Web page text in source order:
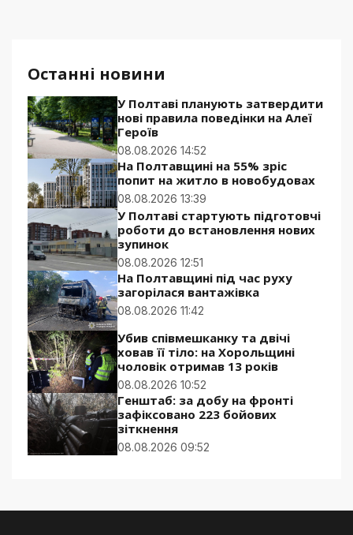
Останні новини
У Полтаві планують затвердити
нові правила поведінки на Алеї
Героїв
08.08.2026 14:52
На Полтавщині на 55% зріс
попит на житло в новобудовах
08.08.2026 13:39
У Полтаві стартують підготовчі
роботи до встановлення нових
зупинок
08.08.2026 12:51
На Полтавщині під час руху
загорілася вантажівка
08.08.2026 11:42
Убив співмешканку та двічі
ховав її тіло: на Хорольщині
чоловік отримав 13 років
08.08.2026 10:52
Генштаб: за добу на фронті
зафіксовано 223 бойових
зіткнення
08.08.2026 09:52